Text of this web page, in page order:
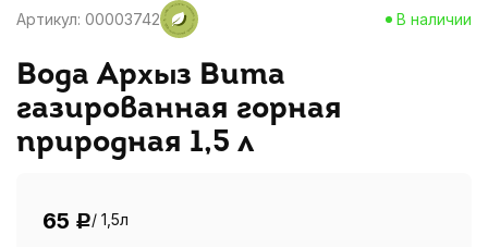
Артикул: 00003742 В наличии
Вода Архыз Вита
газированная горная
природная 1,5 л
65 Р/ 1,5л